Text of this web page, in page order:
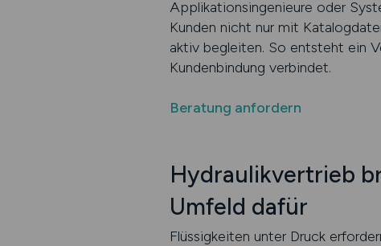
Applikationsingenieure oder
Kunden nicht nur mit
aktiv begleiten. So entsteht ein
Kundenbindung verbindet.
Beratung anfordern
Hydraulikvertrieb
Umfeld dafür
Flüssigkeiten unter Druck